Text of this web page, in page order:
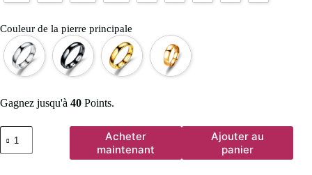
Couleur de la pierre principale
Gagnez jusqu'à 40 Points.
quantité
de
Bague
Acheter
maintenant
Ajouter au
panier